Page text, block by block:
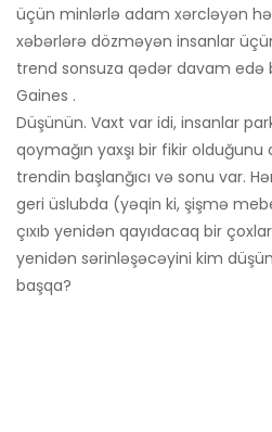
üçün minlərlə adam xərcləyən
xəbərlərə dözməyən insanlar
trend sonsuza qədər davam edə
Gaines .
Düşünün. Vaxt var idi, insanlar
qoymağın yaxşı bir fikir
trendin başlanğıcı və sonu var.
geri üslubda (yəqin ki, şişmə
çıxıb yenidən qayıdacaq bir
yenidən sərinləşəcəyini kim
başqa?